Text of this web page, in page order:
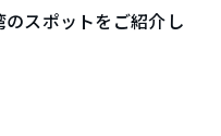
スポットをご紹介し